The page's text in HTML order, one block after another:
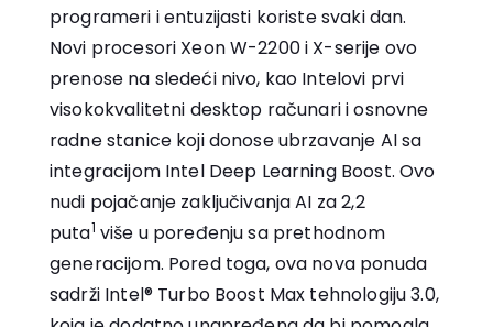
programeri i entuzijasti koriste svaki dan.
Novi procesori Xeon W-2200 i X-serije ovo
prenose na sledeći nivo, kao Intelovi prvi
visokokvalitetni desktop računari i osnovne
radne stanice koji donose ubrzavanje AI sa
integracijom Intel Deep Learning Boost. Ovo
nudi pojačanje zaključivanja AI za 2,2
puta1 više u poređenju sa prethodnom
generacijom. Pored toga, ova nova ponuda
sadrži Intel® Turbo Boost Max tehnologiju 3.0,